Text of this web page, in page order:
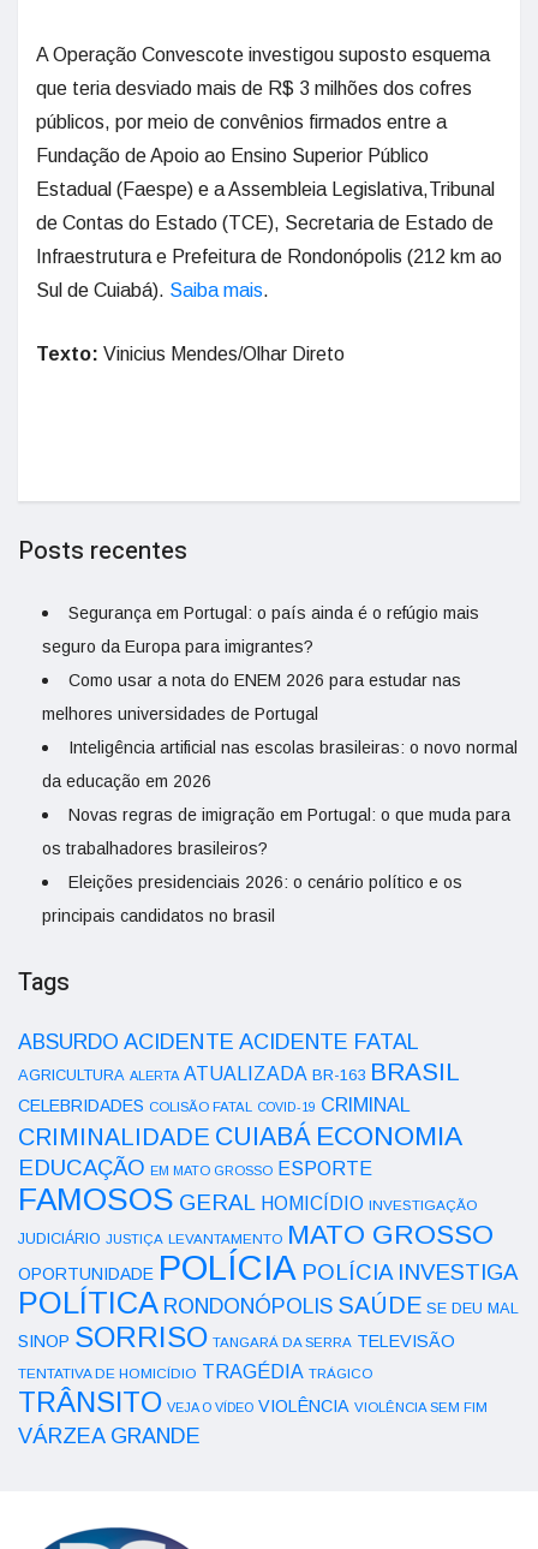
A Operação Convescote investigou suposto esquema
que teria desviado mais de R$ 3 milhões dos cofres
públicos, por meio de convênios firmados entre a
Fundação de Apoio ao Ensino Superior Público
Estadual (Faespe) e a Assembleia Legislativa,Tribunal
de Contas do Estado (TCE), Secretaria de Estado de
Infraestrutura e Prefeitura de Rondonópolis (212 km ao
Sul de Cuiabá). Saiba mais.
Texto: Vinicius Mendes/Olhar Direto
Posts recentes
Segurança em Portugal: o país ainda é o refúgio mais
seguro da Europa para imigrantes?
Como usar a nota do ENEM 2026 para estudar nas
melhores universidades de Portugal
Inteligência artificial nas escolas brasileiras: o novo normal
da educação em 2026
Novas regras de imigração em Portugal: o que muda para
os trabalhadores brasileiros?
Eleições presidenciais 2026: o cenário político e os
principais candidatos no brasil
Tags
ABSURDO ACIDENTE ACIDENTE FATAL
AGRICULTURA ALERTA ATUALIZADA BR-163 BRASIL
CELEBRIDADES COLISÃO FATAL COVID-19 CRIMINAL
CRIMINALIDADE CUIABÁ ECONOMIA
EDUCAÇÃO EM MATO GROSSO ESPORTE
FAMOSOS GERAL HOMICÍDIO INVESTIGAÇÃO
JUDICIÁRIO JUSTIÇA LEVANTAMENTO MATO GROSSO
OPORTUNIDADE POLÍCIA POLÍCIA INVESTIGA
POLÍTICA RONDONÓPOLIS SAÚDE SE DEU MAL
SINOP SORRISO TANGARÁ DA SERRA TELEVISÃO
TENTATIVA DE HOMICÍDIO TRAGÉDIA TRÁGICO
TRÂNSITO VEJA O VÍDEO VIOLÊNCIA VIOLÊNCIA SEM FIM
VÁRZEA GRANDE